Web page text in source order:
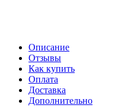
Описание
Отзывы
Как купить
Оплата
Доставка
Дополнительно